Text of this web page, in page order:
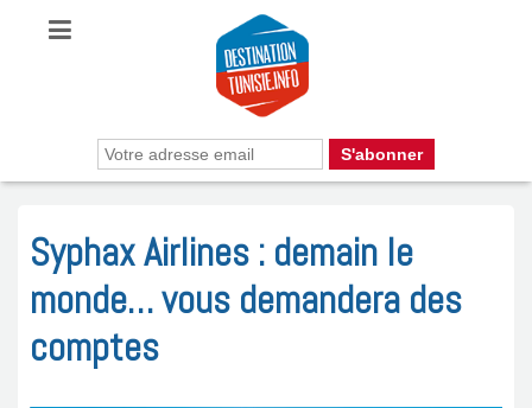
Syphax Airlines : demain le
monde… vous demandera des
comptes